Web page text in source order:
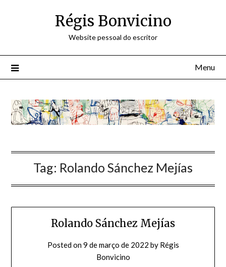
Régis Bonvicino
Website pessoal do escritor
Menu
Tag: Rolando Sánchez Mejías
Rolando Sánchez Mejías
Posted on9 de março de 2022 by Régis
Bonvicino